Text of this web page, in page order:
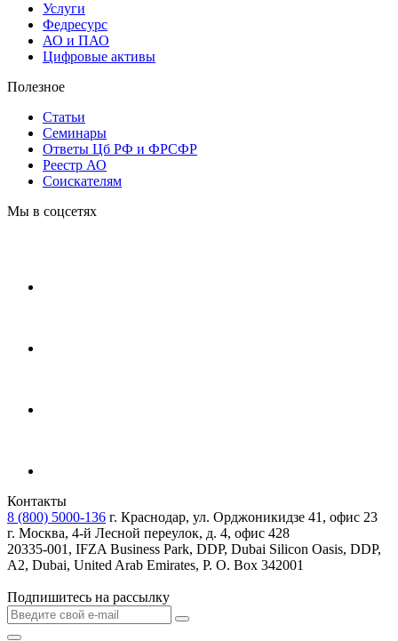
Услуги
Федресурс
АО и ПАО
Цифровые активы
Полезное
Статьи
Cеминары
Ответы Цб РФ и ФРСФР
Реестр АО
Соискателям
Мы в соцсетях
Контакты
8 (800) 5000-136 г. Краснодар, ул. Орджоникидзе 41, офис 23
г. Москва, 4-й Лесной переулок, д. 4, офис 428
20335-001, IFZA Business Park, DDP, Dubai Silicon Oasis, DDP,
A2, Dubai, United Arab Emirates, P. O. Box 342001
Подпишитесь на рассылку